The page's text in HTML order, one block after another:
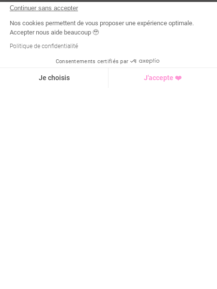
Continuer sans accepter
Nos cookies permettent de vous proposer une expérience optimale.
Accepter nous aide beaucoup 🥹
Politique de confidentialité
Consentements certifiés par
Je choisis J'accepte ❤️